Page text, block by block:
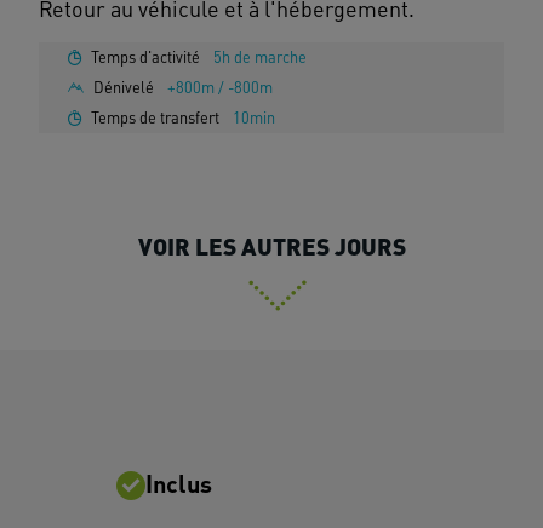
Temps d'activité
5h de marche
Dénivelé
+800m / -800m
Temps de transfert
10min
VOIR LES AUTRES JOURS
Inclus